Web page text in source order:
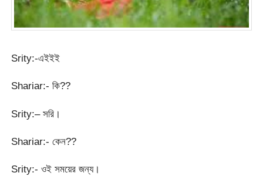
Srity:-এইইই
Shariar:- কি??
Srity:– সরি।
Shariar:- কেন??
Srity:- ওই সময়ের জন্য।